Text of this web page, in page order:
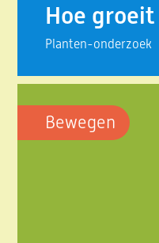
Hoe
Planten-onderzoek
Bewegen